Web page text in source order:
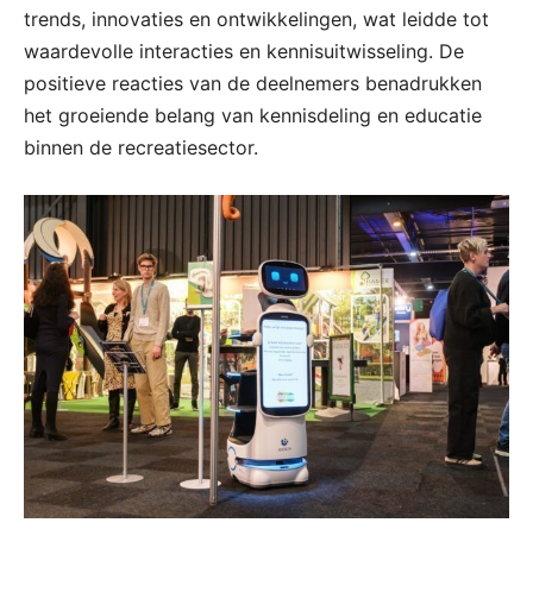
trends, innovaties en ontwikkelingen, wat leidde tot
waardevolle interacties en kennisuitwisseling. De
positieve reacties van de deelnemers benadrukken
het groeiende belang van kennisdeling en educatie
binnen de recreatiesector.